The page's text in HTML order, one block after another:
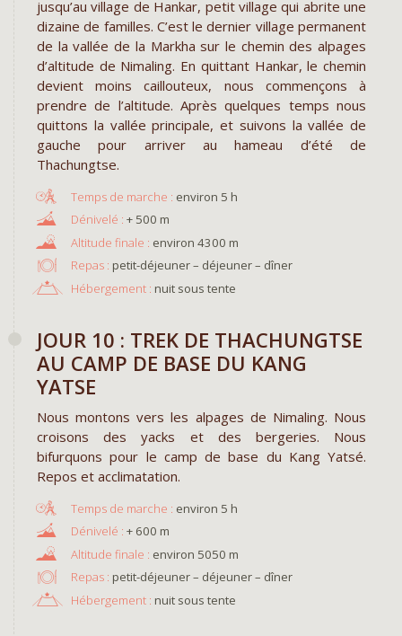
jusqu’au village de Hankar, petit village qui abrite une
dizaine de familles. C’est le dernier village permanent
de la vallée de la Markha sur le chemin des alpages
d’altitude de Nimaling. En quittant Hankar, le chemin
devient moins caillouteux, nous commençons à
prendre de l’altitude. Après quelques temps nous
quittons la vallée principale, et suivons la vallée de
gauche pour arriver au hameau d’été de
Thachungtse.
environ 5 h
+ 500 m
environ 4300 m
Repas : petit-déjeuner – déjeuner – dîner
Hébergement : nuit sous tente
JOUR 10 : TREK DE THACHUNGTSE
AU CAMP DE BASE DU KANG
YATSE
Nous montons vers les alpages de Nimaling. Nous
croisons des yacks et des bergeries. Nous
bifurquons pour le camp de base du Kang Yatsé.
Repos et acclimatation.
environ 5 h
+ 600 m
environ 5050 m
Repas : petit-déjeuner – déjeuner – dîner
Hébergement : nuit sous tente